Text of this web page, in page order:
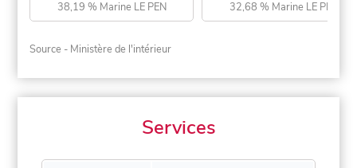
38,19 % Marine LE PEN 32,68 % Marine LE PEN
Source - Ministère de l'intérieur
Services